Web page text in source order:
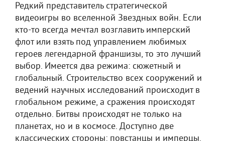
Редкий представитель стратегической
видеоигры во вселенной Звездных войн. Если
кто-то всегда мечтал возглавить имперский
флот или взять под управлением любимых
героев легендарной франшизы, то это лучший
выбор. Имеется два режима: сюжетный и
глобальный. Строительство всех сооружений и
ведений научных исследований происходит в
глобальном режиме, а сражения происходят
отдельно. Битвы происходят не только на
планетах, но и в космосе. Доступно две